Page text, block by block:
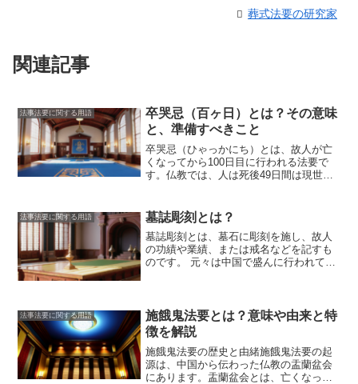
葬式法要の研究家
関連記事
法事法要に関する用語
卒哭忌（百ヶ日）とは？その意味
と、準備すべきこと
卒哭忌（ひゃっかにち）とは 、故人が亡
くなってから100日目に行われる法要で
す。仏教では、人は死後49日間は現世に
終わると、故人はあの世に旅立ち、成仏
すると考えられています。卒哭忌は、故
人があの世に旅立ってから100日目に行わ
れる法要で、故人の冥福を祈り、成仏を
願う法要
です。卒哭忌には、遺族や親
た、卒哭忌には、故人が好きだったもの
を供えたり、故人に宛てて手紙を書いた
りする人もいます。
法事法要に関する用語 墓誌彫刻とは？
墓誌彫刻とは、墓石に彫刻を施し、故人
の功績や業績、または戒名などを記すも
のです。
元々は中国で盛んに行われてい
ために墓誌彫刻を建立するケースも増え
ています。墓誌彫刻には、いくつかの種
類があります。最も一般的なのは、石碑
に直接彫刻を施す「直彫り」です。直彫
りは、耐久性が高く、長期間にわたって
文字や彫刻を保つことができます。ま
法事法要に関する用語
施餓鬼法要とは？意味や由来と特
徴を解説
施餓鬼法要の歴史と由緒施餓鬼法要の起
源は、中国から伝わった仏教の盂蘭盆会
にあります。盂蘭盆会とは、亡くなった